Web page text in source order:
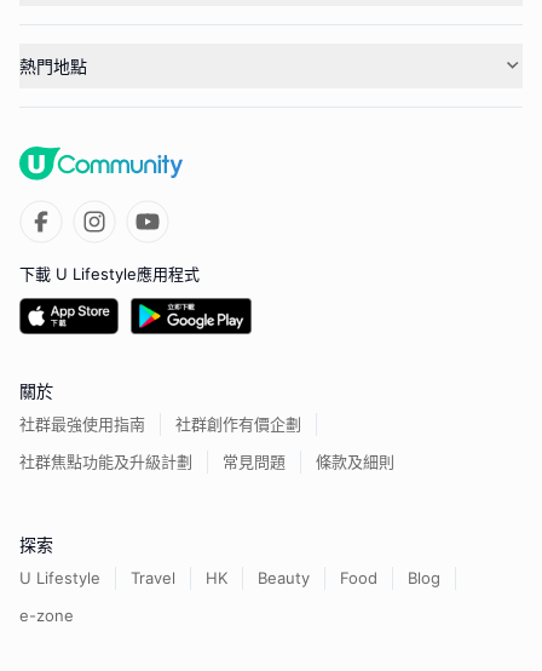
熱門地點
下載 U Lifestyle應用程式
關於
社群最強使用指南
社群創作有價企劃
社群焦點功能及升級計劃
常見問題 條款及細則
探索
U Lifestyle Travel HK Beauty Food
Blog
e-zone